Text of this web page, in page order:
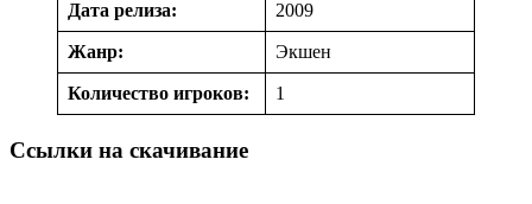
Дата релиза: 2009
Жанр: Экшен
Количество игроков: 1
Ссылки на скачивание